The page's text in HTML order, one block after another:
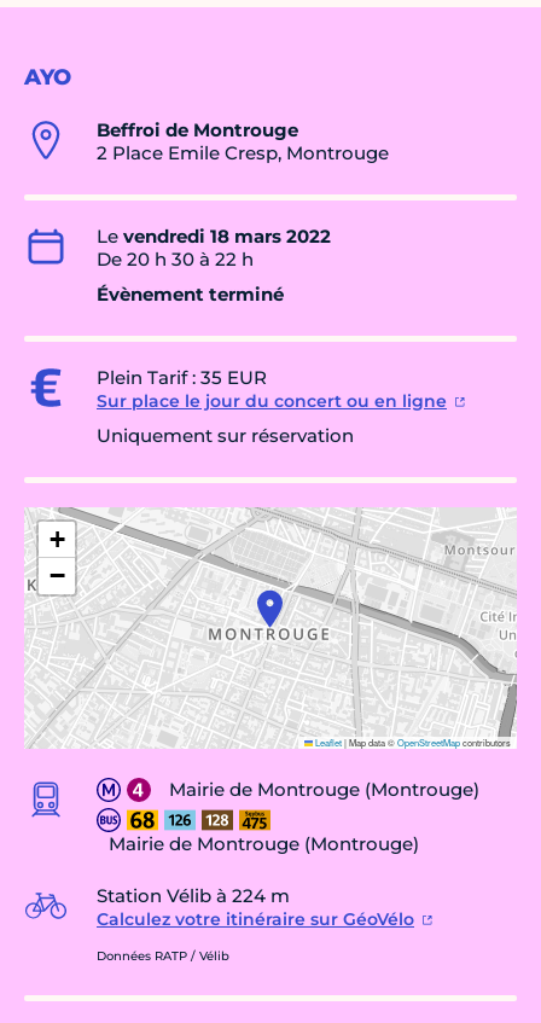
AYO
Beffroi de Montrouge
2 Place Emile Cresp, Montrouge
Le vendredi 18 mars 2022
De 20 h 30 à 22 h
Évènement terminé
Plein Tarif : 35 EUR
Sur place le jour du concert ou en ligne
Uniquement sur réservation
+
−
Leaflet|Map data ©OpenStreetMapcontributors
Mairie de Montrouge (Montrouge)
Mairie de Montrouge (Montrouge)
Station Vélib à 224 m
Calculez votre itinéraire sur GéoVélo
Données RATP / Vélib